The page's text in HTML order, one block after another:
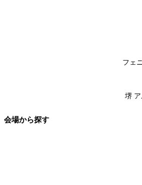
会場から探す
フェ
堺